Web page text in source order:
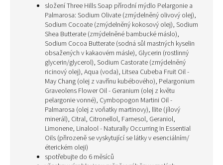
složení Three Hills Soap přírodní mýdlo Pelargonie a
Palmarosa: Sodium Olivate (zmýdelněný olivový olej),
Sodium Cocoate (zmýdelněný kokosový olej), Sodium
Shea Butterate (zmýdelněné bambucké máslo),
Sodium Cocoa Butterate (sodná sůl mastných kyselin
obsažených v kakaovém másle), Glycerin (rostlinný
glycerin/glycerol), Sodium Castorate (zmýdelněný
ricinový olej), Aqua (voda), Litsea Cubeba Fruit Oil -
May Chang (olej z vavřínu kubébového), Pelargonium
Graveolens Flower Oil - Geranium (olej z květu
pelargonie vonné), Cymbopogon Martini Oil -
Palmarosa (olej z voňatky martinovy), llite (jílový
minerál), Citral, Citronellol, Farnesol, Geraniol,
Limonene, Linalool - Naturally Occurring In Essential
Oils (přirozeně se vyskytující se látky v esenciálním/
éterickém oleji)
spotřebujte do 6 měsíců